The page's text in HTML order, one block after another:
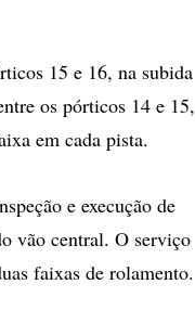
15 e 16, na subida
os pórticos 14 e 15,
em cada pista.
e execução de
vão central. O serviço
faixas de rolamento.